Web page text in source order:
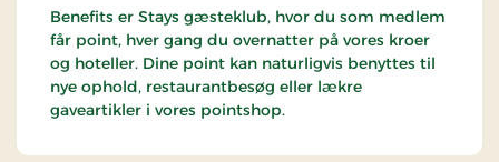
Benefits er Stays gæsteklub, hvor du som medlem
får point, hver gang du overnatter på vores kroer
og hoteller. Dine point kan naturligvis benyttes til
nye ophold, restaurantbesøg eller lækre
gaveartikler i vores pointshop.